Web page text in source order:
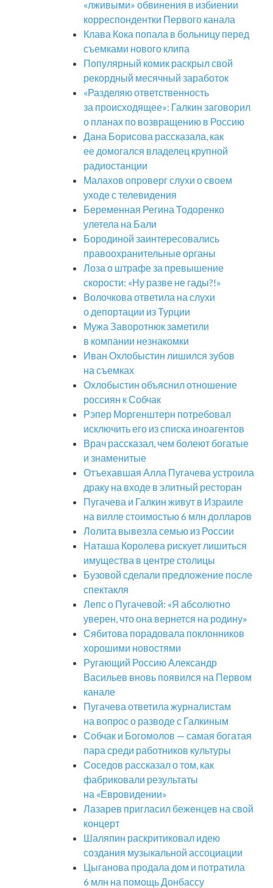
«лживыми» обвинения в избиении
корреспондентки Первого канала
Клава Кока попала в больницу перед
съемками нового клипа
Популярный комик раскрыл свой
рекордный месячный заработок
«Разделяю ответственность
за происходящее»: Галкин заговорил
о планах по возвращению в Россию
Дана Борисова рассказала, как
ее домогался владелец крупной
радиостанции
Малахов опроверг слухи о своем
уходе с телевидения
Беременная Регина Тодоренко
улетела на Бали
Бородиной заинтересовались
правоохранительные органы
Лоза о штрафе за превышение
скорости: «Ну разве не гады?!»
Волочкова ответила на слухи
о депортации из Турции
Мужа Заворотнюк заметили
в компании незнакомки
Иван Охлобыстин лишился зубов
на съемках
Охлобыстин объяснил отношение
россиян к Собчак
Рэпер Моргенштерн потребовал
исключить его из списка иноагентов
Врач рассказал, чем болеют богатые
и знаменитые
Отъехавшая Алла Пугачева устроила
драку на входе в элитный ресторан
Пугачева и Галкин живут в Израиле
на вилле стоимостью 6 млн долларов
Лолита вывезла семью из России
Наташа Королева рискует лишиться
имущества в центре столицы
Бузовой сделали предложение после
спектакля
Лепс о Пугачевой: «Я абсолютно
уверен, что она вернется на родину»
Сябитова порадовала поклонников
хорошими новостями
Ругающий Россию Александр
Васильев вновь появился на Первом
канале
Пугачева ответила журналистам
на вопрос о разводе с Галкиным
Собчак и Богомолов — самая богатая
пара среди работников культуры
Соседов рассказал о том, как
фабриковали результаты
на «Евровидении»
Лазарев пригласил беженцев на свой
концерт
Шаляпин раскритиковал идею
создания музыкальной ассоциации
Цыганова продала дом и потратила
6 млн на помощь Донбассу